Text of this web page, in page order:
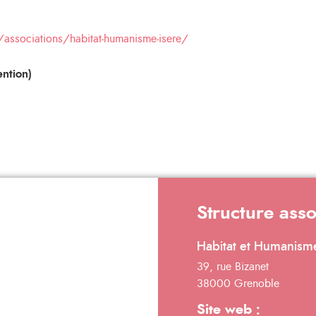
habitat-humanisme-isere/
Structure
Habitat et
39, rue Bizanet
38000 Grenoble
Site web :